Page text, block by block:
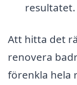
resultatet.
Att hitta det
renovera
förenkla hela